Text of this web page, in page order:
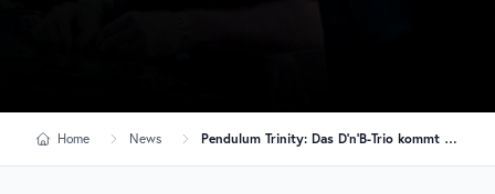
Home News Pendulum Trinity: Das D’n’B-Trio kommt im August nach London